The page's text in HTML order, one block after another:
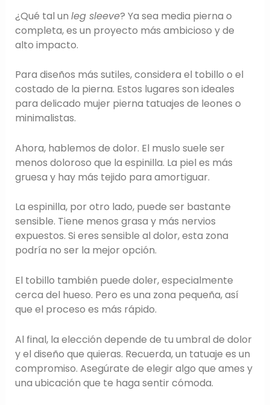
¿Qué tal un leg sleeve? Ya sea media pierna o
completa, es un proyecto más ambicioso y de
alto impacto.
Para diseños más sutiles, considera el tobillo o el
costado de la pierna. Estos lugares son ideales
para delicado mujer pierna tatuajes de leones o
minimalistas.
Ahora, hablemos de dolor. El muslo suele ser
menos doloroso que la espinilla. La piel es más
gruesa y hay más tejido para amortiguar.
La espinilla, por otro lado, puede ser bastante
sensible. Tiene menos grasa y más nervios
expuestos. Si eres sensible al dolor, esta zona
podría no ser la mejor opción.
El tobillo también puede doler, especialmente
cerca del hueso. Pero es una zona pequeña, así
que el proceso es más rápido.
Al final, la elección depende de tu umbral de dolor
y el diseño que quieras. Recuerda, un tatuaje es un
compromiso. Asegúrate de elegir algo que ames y
una ubicación que te haga sentir cómoda.